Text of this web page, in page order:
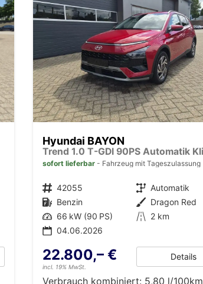
Hyundai BAYON
sofort lieferbar Fahrzeug mit Tageszulassung
Fahrzeugnr. 42055 Getriebe Automatik
Kraftstoff Benzin Außenfarbe Dragon Red
Leistung 66 kW (90 PS) Kilometerstand 2 km
04.06.2026
22.800,– €
incl. 19% MwSt.
Details
Verbrauch kombiniert: 5,80 l/100km